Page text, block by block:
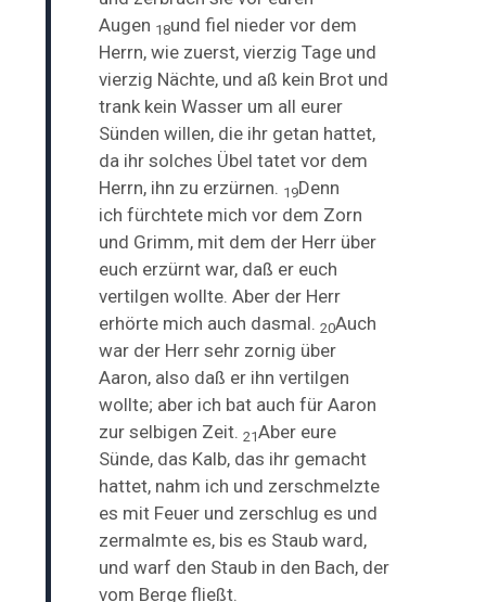
Augen 18und fiel nieder vor dem
Herrn, wie zuerst, vierzig Tage und
vierzig Nächte, und aß kein Brot und
trank kein Wasser um all eurer
Sünden willen, die ihr getan hattet,
da ihr solches Übel tatet vor dem
Herrn, ihn zu erzürnen. 19Denn
ichfürchtete mich vor dem Zorn
und Grimm, mit dem der Herr über
euch erzürnt war, daß er euch
vertilgen wollte. Aber der Herr
erhörte mich auch dasmal.20Auch
war der Herr sehr zornig über
Aaron, also daß er ihn vertilgen
wollte; aber ich bat auch für Aaron
zur selbigen Zeit.21Aber eure
Sünde, das Kalb, das ihr gemacht
hattet, nahm ich und zerschmelzte
es mit Feuer und zerschlug es und
zermalmte es, bis es Staub ward,
und warf den Staub in den Bach, der
vom Berge fließt.